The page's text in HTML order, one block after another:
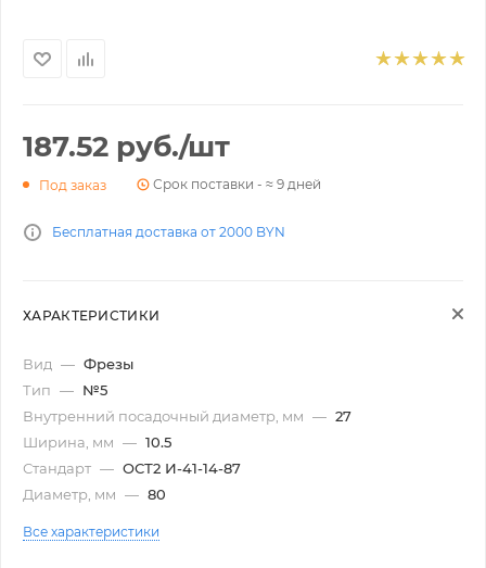
187.52 руб./шт
Под заказ Срок поставки - ≈ 9 дней
Бесплатная доставка от 2000 BYN
ХАРАКТЕРИСТИКИ
Вид — Фрезы
Тип — №5
Внутренний посадочный диаметр, мм — 27
Ширина, мм — 10.5
Стандарт — ОСТ2 И-41-14-87
Диаметр, мм — 80
Все характеристики